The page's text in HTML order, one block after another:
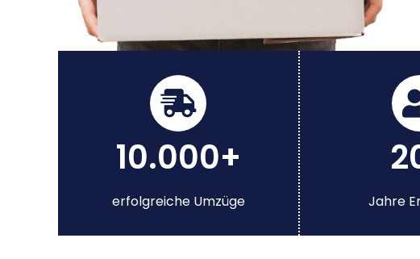
10.000+
erfolgreiche Umzüge Jahre